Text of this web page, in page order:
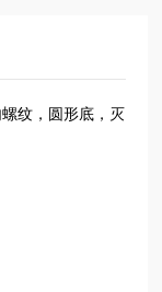
纹，圆形底，灭